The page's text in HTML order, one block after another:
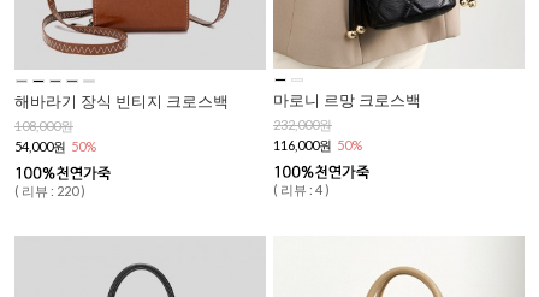
해바라기 장식 빈티지 크로스백
108,000원
54,000원 50%
( 리뷰 : 220 )
마로니 르망 크로스백
232,000원
116,000원 50%
( 리뷰 : 4 )